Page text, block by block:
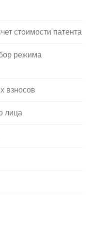
стоимости патента
режима
взносов
лица